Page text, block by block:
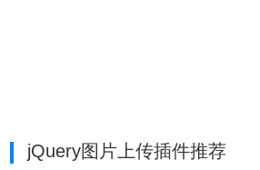
jQuery图片上传插件推荐